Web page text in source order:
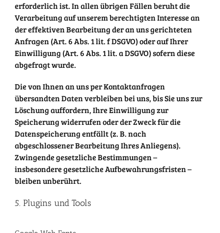
erforderlich ist. In allen übrigen Fällen beruht die
Verarbeitung auf unserem berechtigten Interesse an
der effektiven Bearbeitung der an uns gerichteten
Anfragen (Art. 6 Abs. 1 lit. f DSGVO) oder auf Ihrer
Einwilligung (Art. 6 Abs. 1 lit. a DSGVO) sofern diese
abgefragt wurde.
Die von Ihnen an uns per Kontaktanfragen
übersandten Daten verbleiben bei uns, bis Sie uns zur
Löschung auffordern, Ihre Einwilligung zur
Speicherung widerrufen oder der Zweck für die
Datenspeicherung entfällt (z. B. nach
abgeschlossener Bearbeitung Ihres Anliegens).
Zwingende gesetzliche Bestimmungen –
insbesondere gesetzliche Aufbewahrungsfristen –
bleiben unberührt.
5. Plugins und Tools